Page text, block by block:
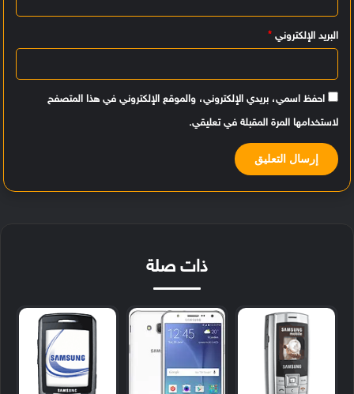
البريد الإلكتروني *
احفظ اسمي، بريدي الإلكتروني، والموقع الإلكتروني في هذا المتصفح
لاستخدامها المرة المقبلة في تعليقي.
ذات صلة